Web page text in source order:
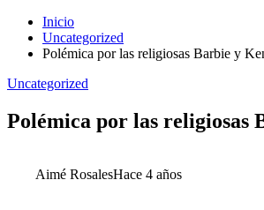
Inicio
Uncategorized
Polémica por las religiosas Barbie y
Uncategorized
Polémica por las religiosas
Aimé RosalesHace 4 años